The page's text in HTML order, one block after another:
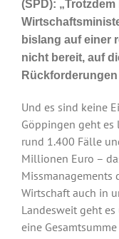
(SPD):
bislang auf einer
nicht bereit, auf
Und es sind keine
Göppingen geht
rund 1.400 Fälle
Millionen Euro –
Missmanagements
Wirtschaft auch in
Landesweit geht
eine